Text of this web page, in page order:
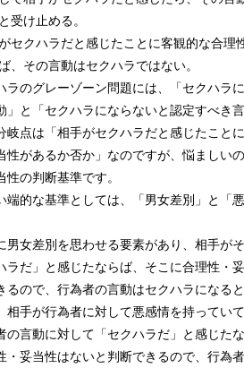
受け止める。
セクハラだと感じたことに客観的な合理
、その言動はセクハラではない。
のグレーゾーン問題には、「セクハラ
」と「セクハラにならないと認定すべき言
岐点は「相手がセクハラだと感じたこと
性があるか否か」なのですが、悩ましいの
の判断基準です。
端的な基準としては、「男女差別」と「
女差別を思わせる要素があり、相手が
ラだ」と感じたならば、そこに合理性・
るので、行為者の言動はセクハラになる
相手が行為者に対して悪感情を持ってい
の言動に対して「セクハラだ」と感じた
・妥当性はないと判断できるので、行為